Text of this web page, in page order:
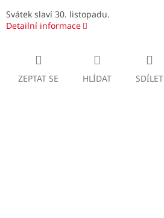
Svátek slaví 30. listopadu.
Detailní informace
ZEPTAT SE HLÍDAT SDÍLET